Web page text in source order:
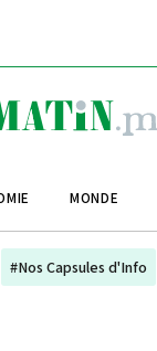
MONDE
#Nos Capsules d'Info